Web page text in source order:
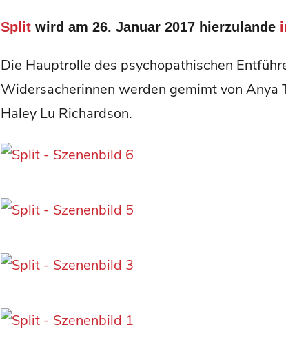
Split wird am 26. Januar 2017 hierzulande
Die Hauptrolle des psychopathischen
Widersacherinnen werden gemimt von Anya
Haley Lu Richardson.